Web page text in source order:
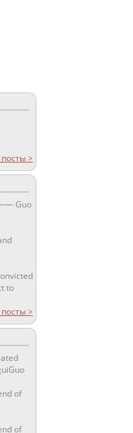
>
Guo
to
>
of
of